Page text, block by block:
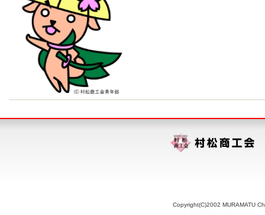
Copyright(C)2002 MURAMATU